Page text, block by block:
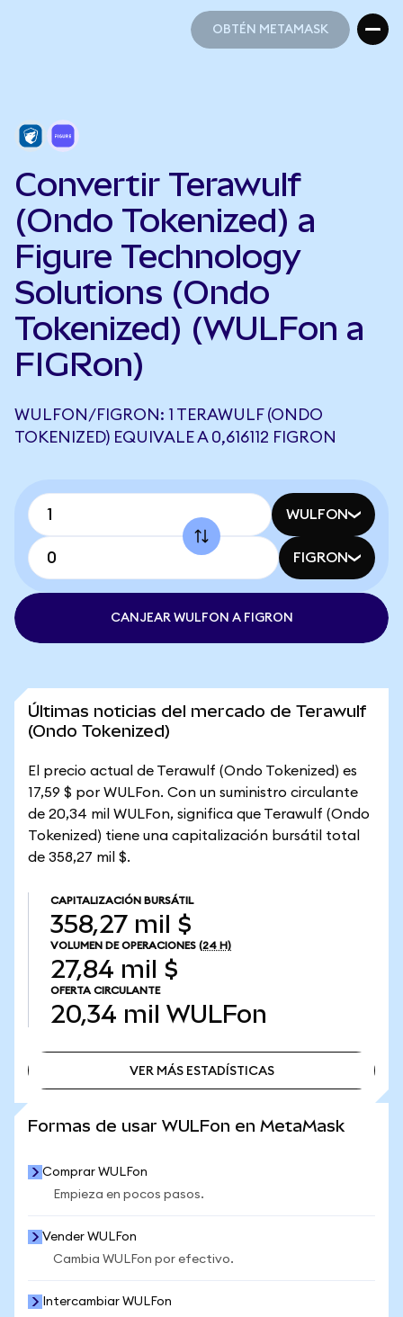
OBTÉN METAMASK
Convertir Terawulf
(Ondo Tokenized) a
Figure Technology
Solutions (Ondo
Tokenized) (WULFon a
FIGRon)
WULFON/FIGRON: 1 TERAWULF (ONDO
TOKENIZED) EQUIVALE A 0,616112 FIGRON
WULFON
FIGRON
CANJEAR WULFON A FIGRON
Últimas noticias del mercado de Terawulf
(Ondo Tokenized)
El precio actual de Terawulf (Ondo Tokenized) es
17,59 $ por WULFon. Con un suministro circulante
de 20,34 mil WULFon, significa que Terawulf (Ondo
Tokenized) tiene una capitalización bursátil total
de 358,27 mil $.
CAPITALIZACIÓN BURSÁTIL
358,27 mil $
VOLUMEN DE OPERACIONES (24 H)
27,84 mil $
OFERTA CIRCULANTE
20,34 mil WULFon
VER MÁS ESTADÍSTICAS
Formas de usar WULFon en MetaMask
Comprar WULFon
Empieza en pocos pasos.
Vender WULFon
Cambia WULFon por efectivo.
Intercambiar WULFon